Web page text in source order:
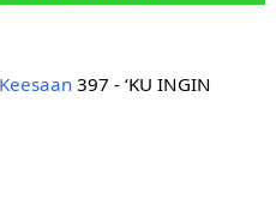
397 - ‘KU INGIN